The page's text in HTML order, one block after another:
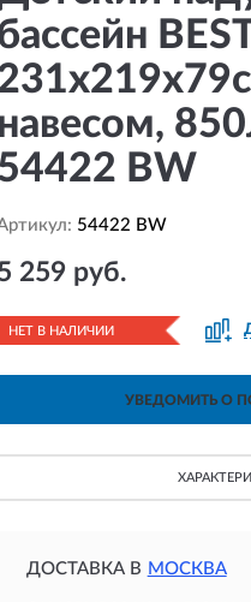
BW
54422 BW
259 руб.
НЕТ В НАЛИЧИИ
УВЕДОМИТЬ О
ДОСТАВКА В МОСКВА